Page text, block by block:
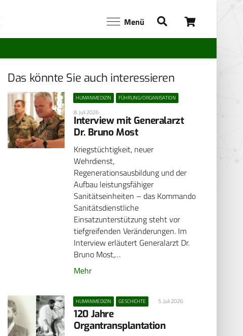
Menü
Das könnte Sie auch interessieren
HUMANMEDIZIN FÜHRUNG/ORGANISATION
8. Juli 2026
Interview mit Generalarzt
Dr. Bruno Most
Kriegstüchtigkeit, neuer
Wehrdienst,
Regenerationsausbildung und der
Aufbau leistungsfähiger
Sanitätseinheiten – das Kommando
Sanitätsdienstliche
Einsatzunterstützung steht vor
tiefgreifenden Veränderungen. Im
Interview erläutert Generalarzt Dr.
Bruno Most,…
Mehr
HUMANMEDIZIN GESCHICHTE 5. Juli 2026
120 Jahre
Organtransplantation